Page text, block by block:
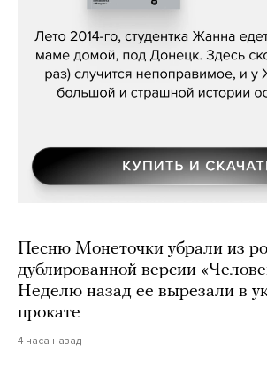
Сергей Лебедев,
Песню Монеточки убрали из
дублированной версии
Неделю назад ее вырезали в
прокате
4 часа назад